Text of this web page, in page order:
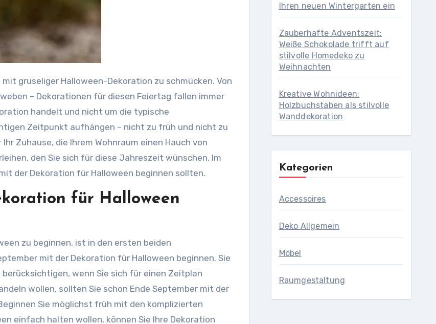
– Dekorationen für diesen Feiertag fallen immer
handelt und nicht um die typische
Zeitpunkt aufhängen – nicht zu früh und nicht zu
Zuhause, die Ihrem Wohnraum einen Hauch von
den Sie sich für diese Jahreszeit wünschen. Im
der Dekoration für Halloween beginnen sollten.
für Halloween
zu beginnen, ist in den ersten beiden
mit der Dekoration für Halloween beginnen. Sie
wenn Sie sich für einen Zeitplan
wollen, sollten Sie schon Ende September mit der
Sie möglichst früh mit den komplizierten
einfach halten wollen, können Sie Ihre Dekoration
Ihren neuen Wintergarten ein
Zauberhafte Adventszeit:
Weiße Schokolade trifft auf
stilvolle Homedeko zu
Weihnachten
Kreative Wohnideen:
Holzbuchstaben als stilvolle
Wanddekoration
Kategorien
Accessoires
Deko Allgemein
Möbel
Raumgestaltung